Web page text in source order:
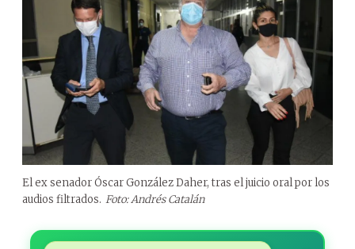
El ex senador Óscar González Daher, tras el juicio oral por los
audios filtrados. Foto: Andrés Catalán